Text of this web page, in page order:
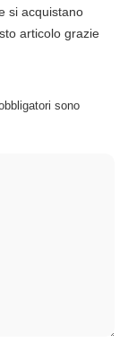
si acquistano
articolo grazie
sono